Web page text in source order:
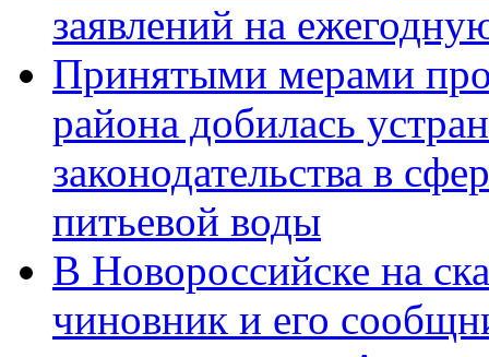
заявлений на
Принятыми мерами
района добилась
законодательства в
питьевой воды
В Новороссийске на
чиновник и его